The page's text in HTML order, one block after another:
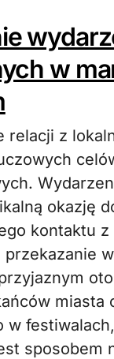
w
relacji z
okazję
kontaktu z
przekazanie
miasta
w
sposobem